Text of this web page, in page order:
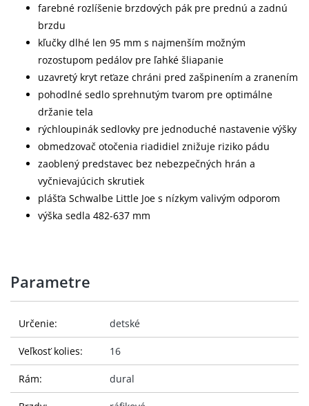
farebné rozlíšenie brzdových pák pre prednú a zadnú
brzdu
kľučky dlhé len 95 mm s najmenším možným
rozostupom pedálov pre ľahké šliapanie
uzavretý kryt reťaze chráni pred zašpinením a zranením
pohodlné sedlo sprehnutým tvarom pre optimálne
držanie tela
rýchloupinák sedlovky pre jednoduché nastavenie výšky
obmedzovač otočenia riadidiel znižuje riziko pádu
zaoblený predstavec bez nebezpečných hrán a
vyčnievajúcich skrutiek
plášťa Schwalbe Little Joe s nízkym valivým odporom
výška sedla 482-637 mm
Parametre
Určenie: detské
Veľkosť kolies: 16
Rám: dural